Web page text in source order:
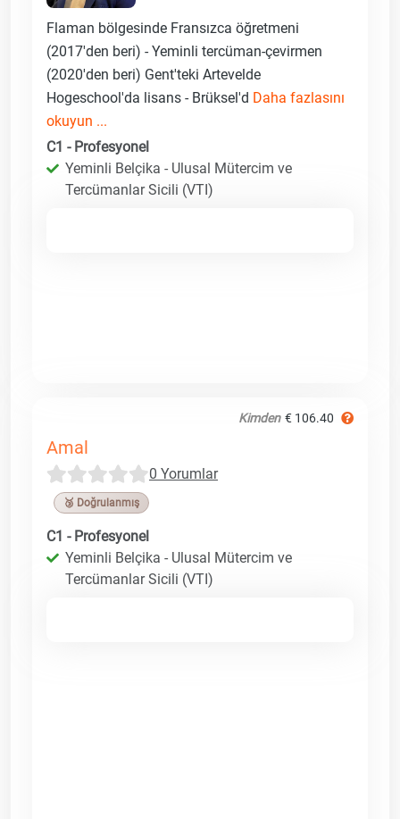
Flaman bölgesinde Fransızca öğretmeni
(2017'den beri) - Yeminli tercüman-çevirmen
(2020'den beri) Gent'teki Artevelde
Hogeschool'da lisans - Brüksel'd Daha fazlasını
okuyun ...
C1 - Profesyonel
Yeminli Belçika - Ulusal Mütercim ve
Tercümanlar Sicili (VTI)
Kimden € 106.40
Amal
0 Yorumlar
🥉 Doğrulanmış
C1 - Profesyonel
Yeminli Belçika - Ulusal Mütercim ve
Tercümanlar Sicili (VTI)